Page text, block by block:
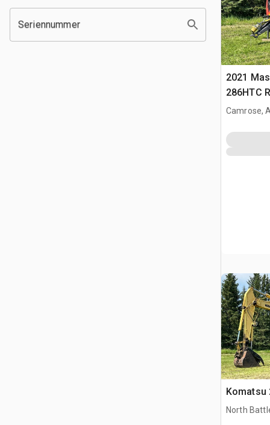
Seriennummer
2021
286HTC
Camrose,
Komatsu
North